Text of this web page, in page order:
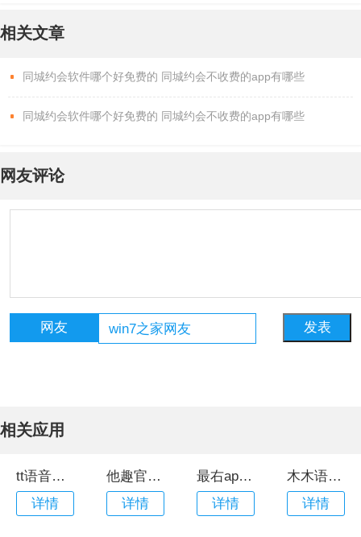
相关文章
同城约会软件哪个好免费的 同城约会不收费的app有哪些
同城约会软件哪个好免费的 同城约会不收费的app有哪些
网友评论
网友
相关应用
tt语音官方正版
详情
他趣官方最新版本
详情
最右app官方版
详情
木木语音官网版
详情